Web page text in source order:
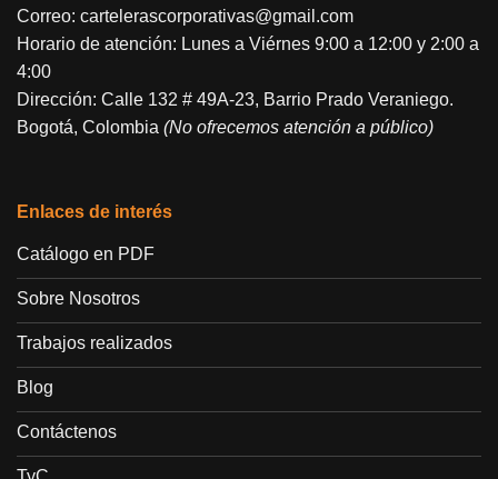
Correo: cartelerascorporativas@gmail.com
Horario de atención: Lunes a Viérnes 9:00 a 12:00 y 2:00 a
4:00
Dirección: Calle 132 # 49A-23, Barrio Prado Veraniego.
Bogotá, Colombia (No ofrecemos atención a público)
Enlaces de interés
Catálogo en PDF
Sobre Nosotros
Trabajos realizados
Blog
Contáctenos